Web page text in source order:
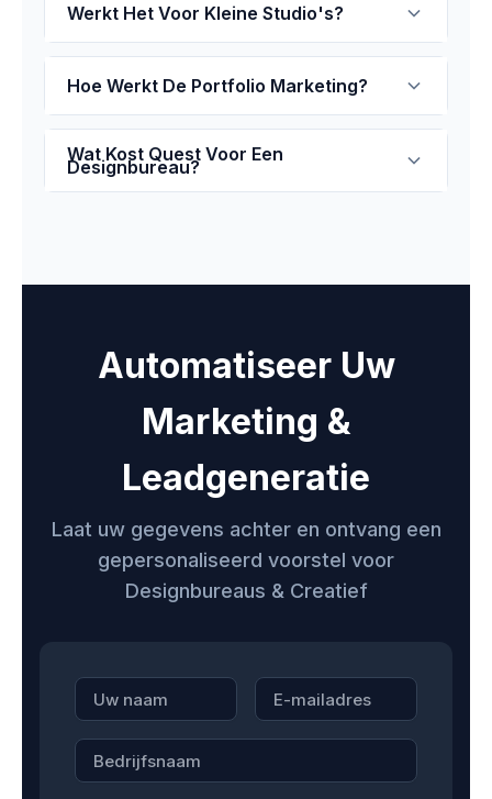
Werkt Het Voor Kleine Studio's?
Hoe Werkt De Portfolio Marketing?
Wat Kost Quest Voor Een
Designbureau?
Automatiseer Uw
Marketing &
Leadgeneratie
Laat uw gegevens achter en ontvang een
gepersonaliseerd voorstel voor
Designbureaus & Creatief